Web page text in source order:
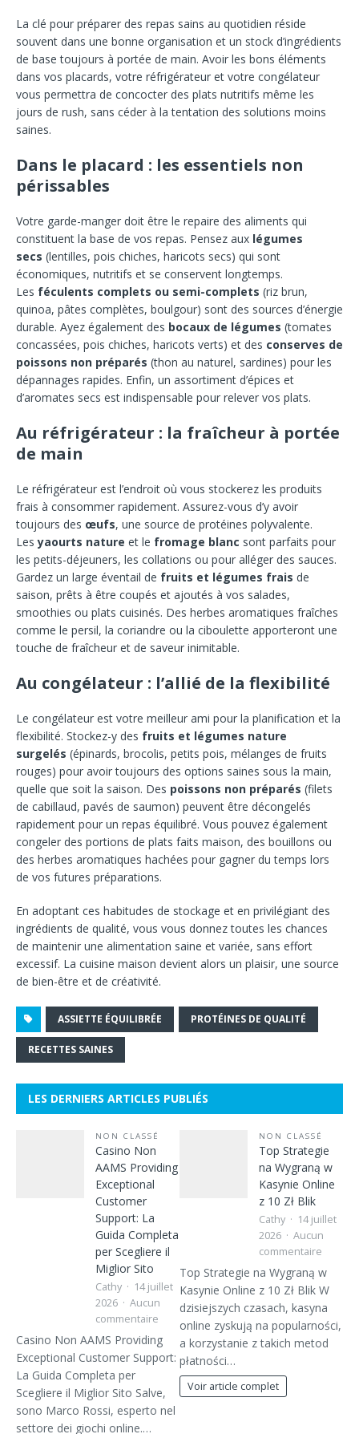
La clé pour préparer des repas sains au quotidien réside
souvent dans une bonne organisation et un stock d’ingrédients
de base toujours à portée de main. Avoir les bons éléments
dans vos placards, votre réfrigérateur et votre congélateur
vous permettra de concocter des plats nutritifs même les
jours de rush, sans céder à la tentation des solutions moins
saines.
Dans le placard : les essentiels non
périssables
Votre garde-manger doit être le repaire des aliments qui
constituent la base de vos repas. Pensez aux légumes
secs (lentilles, pois chiches, haricots secs) qui sont
économiques, nutritifs et se conservent longtemps.
Les féculents complets ou semi-complets (riz brun,
quinoa, pâtes complètes, boulgour) sont des sources d’énergie
durable. Ayez également des bocaux de légumes (tomates
concassées, pois chiches, haricots verts) et des conserves de
poissons non préparés (thon au naturel, sardines) pour les
dépannages rapides. Enfin, un assortiment d’épices et
d’aromates secs est indispensable pour relever vos plats.
Au réfrigérateur : la fraîcheur à portée
de main
Le réfrigérateur est l’endroit où vous stockerez les produits
frais à consommer rapidement. Assurez-vous d’y avoir
toujours des œufs, une source de protéines polyvalente.
Lesyaourts nature et le fromage blanc sont parfaits pour
les petits-déjeuners, les collations ou pour alléger des sauces.
Gardez un large éventail de fruits et légumes frais de
saison, prêts à être coupés et ajoutés à vos salades,
smoothies ou plats cuisinés. Des herbes aromatiques fraîches
comme le persil, la coriandre ou la ciboulette apporteront une
touche de fraîcheur et de saveur inimitable.
Au congélateur : l’allié de la flexibilité
Le congélateur est votre meilleur ami pour la planification et la
flexibilité. Stockez-y des fruits et légumes nature
surgelés (épinards, brocolis, petits pois, mélanges de fruits
rouges) pour avoir toujours des options saines sous la main,
quelle que soit la saison. Des poissons non préparés (filets
de cabillaud, pavés de saumon) peuvent être décongelés
rapidement pour un repas équilibré. Vous pouvez également
congeler des portions de plats faits maison, des bouillons ou
des herbes aromatiques hachées pour gagner du temps lors
de vos futures préparations.
En adoptant ces habitudes de stockage et en privilégiant des
ingrédients de qualité, vous vous donnez toutes les chances
de maintenir une alimentation saine et variée, sans effort
excessif. La cuisine maison devient alors un plaisir, une source
de bien-être et de créativité.
ASSIETTE ÉQUILIBRÉE PROTÉINES DE QUALITÉ
RECETTES SAINES
LES DERNIERS ARTICLES PUBLIÉS
NON CLASSÉ
Casino Non
AAMS Providing
Exceptional
Customer
Support: La
Guida Completa
per Scegliere il
Miglior Sito
Cathy
14 juillet
2026
Aucun
commentaire
Casino Non AAMS Providing
Exceptional Customer Support:
La Guida Completa per
Scegliere il Miglior Sito Salve,
sono Marco Rossi, esperto nel
settore dei giochi online.…
NON CLASSÉ
Top Strategie
na Wygraną w
Kasynie Online
z 10 Zł Blik
Cathy
14 juillet
2026
Aucun
commentaire
Top Strategie na Wygraną w
Kasynie Online z 10 Zł Blik W
dzisiejszych czasach, kasyna
online zyskują na popularności,
a korzystanie z takich metod
płatności…
Voir article complet